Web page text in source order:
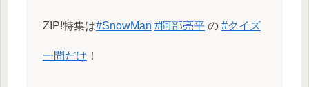
ZIP!特集は#SnowMan #阿部亮平の #クイズ
一問だけ ！